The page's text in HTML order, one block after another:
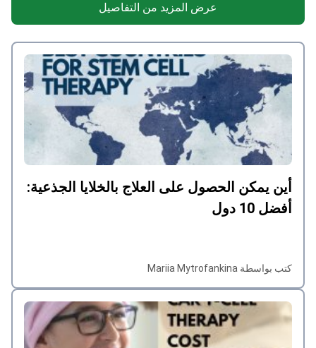
عرض المزيد من التفاصيل
أين يمكن الحصول على العلاج بالخلايا الجذعية:
أفضل 10 دول
كتب بواسطة Mariia Mytrofankina